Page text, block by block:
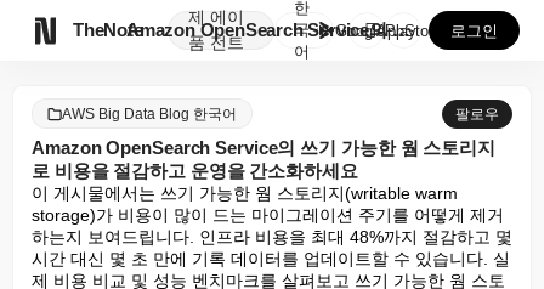
TheNote
제
품
에이
전트
Amazon OpenSearch Service의 쓰기 ...
한
국
어
GooglePlay
AppStore 로그인
AWS Big Data Blog 한국어 팔로우
Amazon OpenSearch Service의 쓰기 가능한 웜 스토리지
로 비용을 절감하고 운영을 간소화하세요
이 게시물에서는 쓰기 가능한 웜 스토리지(writable warm
storage)가 비용이 많이 드는 마이그레이션 주기를 어떻게 제거
하는지 보여드립니다. 인프라 비용을 최대 48%까지 절감하고 몇
시간 대신 몇 초 만에 기록 데이터를 업데이트할 수 있습니다. 실
제 비용 비교 및 성능 벤치마크를 살펴보고 쓰기 가능한 웜 스토